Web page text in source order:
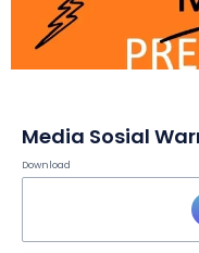
Media Sosial
Download